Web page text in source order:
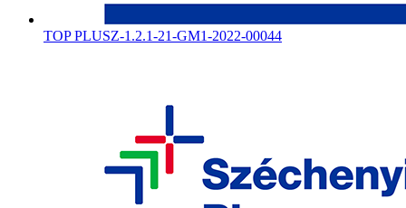
TOP PLUSZ-1.2.1-21-GM1-2022-00044